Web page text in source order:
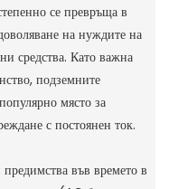
се превръща в
на нуждите на
средства. Като важна
подземните
място за
с постоянен ток.
във времето в